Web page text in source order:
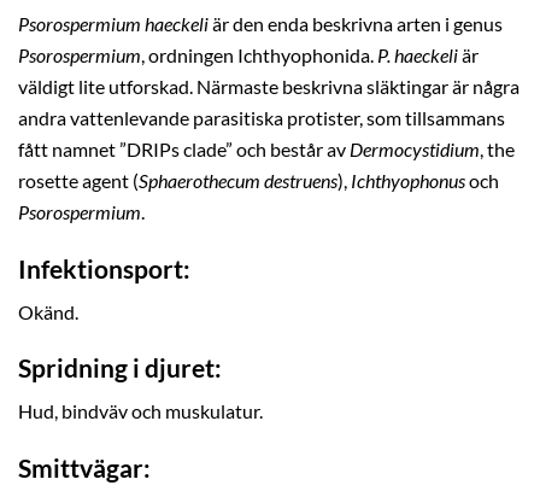
Psorospermium haeckeliär den enda beskrivna arten i genus
Psorospermium, ordningen Ichthyophonida. P. haeckeliär
väldigt lite utforskad. Närmaste beskrivna släktingar är några
andra vattenlevande parasitiska protister, som tillsammans
fått namnet ”DRIPs clade” och består av Dermocystidium, the
rosette agent (Sphaerothecum destruens), Ichthyophonusoch
Psorospermium.
Infektionsport:
Okänd.
Spridning i djuret:
Hud, bindväv och muskulatur.
Smittvägar: